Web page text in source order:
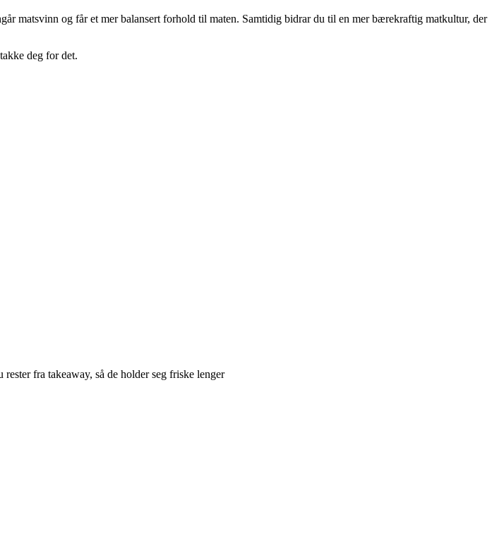
matsvinn og får et mer balansert forhold til maten. Samtidig bidrar du til en mer bærekraftig matkultur, der
deg for det.
rester fra takeaway, så de holder seg friske lenger